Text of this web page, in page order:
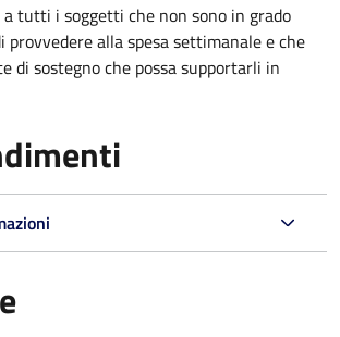
tutti i soggetti che non sono in grado
alla spesa settimanale e che
di sostegno che possa supportarli in